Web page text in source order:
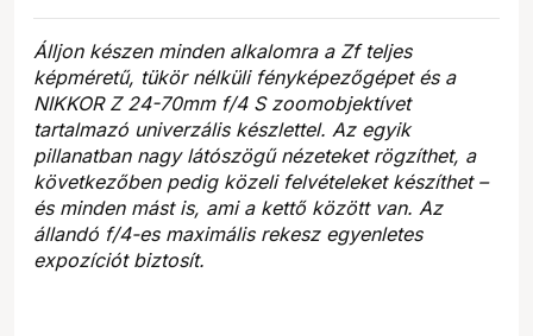
Álljon készen minden alkalomra a Zf teljes
képméretű, tükör nélküli fényképezőgépet és a
NIKKOR Z 24-70mm f/4 S zoomobjektívet
tartalmazó univerzális készlettel. Az egyik
pillanatban nagy látószögű nézeteket rögzíthet, a
következőben pedig közeli felvételeket készíthet –
és minden mást is, ami a kettő között van. Az
állandó f/4-es maximális rekesz egyenletes
expozíciót biztosít.